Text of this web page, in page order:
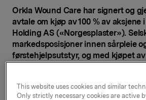
Orkla Wound Care har signert og
avtale om kjøp av 100 % av aksjene
Holding AS («Norgesplaster»).
markedsposisjoner innen sårpleie
førstehjelpsutstyr, og med kjøpet
førstehjelpsprodukter.
This website uses cookies and similar
Only strictly necessary cookies are active